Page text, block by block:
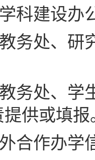
科建设办
务处、研
务处、学
供或填报
合作办学